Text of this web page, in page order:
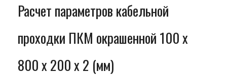
Расчет параметров кабельной
проходки ПКМ окрашенной 100 x
800 x 200 x 2 (мм)